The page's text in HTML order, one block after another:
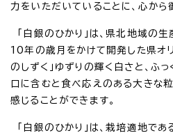
力をいただいていることに、心から
「白銀のひかり」は、県北地域の
10年の歳月をかけて開発した県オ
のしずく」ゆずりの輝く白さと、ふ
口に含むと食べ応えのある大きな
感じることができます。
「白銀のひかり」は、栽培適地で